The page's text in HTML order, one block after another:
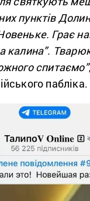
пунктів
Грає
калина”.
спитаємо”
пабліка.